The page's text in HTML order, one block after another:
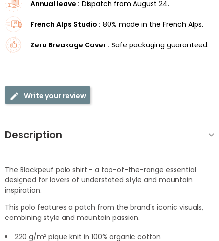
Annual leave Dispatch from August 24.
French Alps Studio 80% made in the French Alps.
Zero Breakage Cover Safe packaging guaranteed.
Write your review
Description
The Blackpeuf polo shirt - a top-of-the-range essential
designed for lovers of understated style and mountain
inspiration.
This polo features a patch from the brand's iconic visuals,
combining style and mountain passion.
220 g/m² pique knit in 100% organic cotton